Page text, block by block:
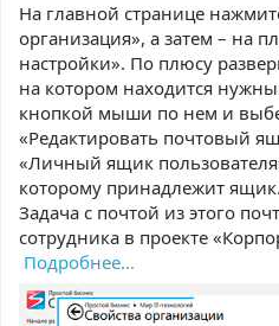
На главной странице
организация», а затем – на
настройки». По плюсу
на котором находится
кнопкой мыши по нем и
«Редактировать почтовый
«Личный ящик
которому принадлежит
Задача с почтой из этого
сотрудника в проекте
Подробнее…